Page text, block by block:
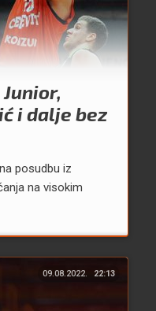
i dalje bez
posudbu iz
na visokim
09.08.2022. 22:13